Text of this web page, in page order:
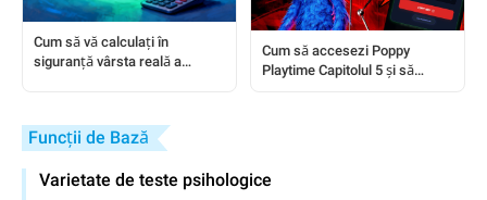
Cum să vă calculați în
siguranță vârsta reală a
Cum să accesezi Poppy
Playtime Capitolul 5 și să
Funcții de Bază
Varietate de teste psihologice